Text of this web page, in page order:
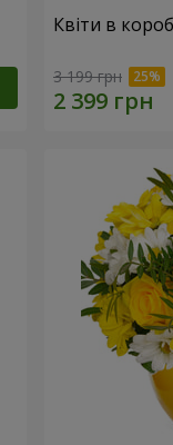
Квіти в
3 199 грн